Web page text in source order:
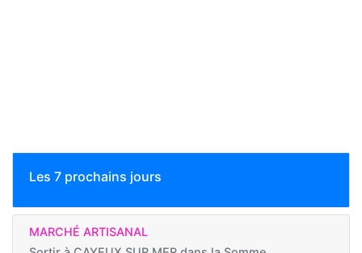
Les 7 prochains jours
MARCHÉ ARTISANAL